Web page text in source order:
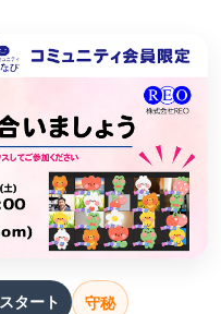
タート 守秘
気をつけたいこと｜
大丈夫？
休むことの意味と親が
方に悩む親へ｜学校の
試験 公共の勉強法
校受験ガイド｜令和8
方へ｜出題範囲と勉強
高校受験ガイド
つする？親が知って
校の子どもを持つ親が
！不登校の先にある、